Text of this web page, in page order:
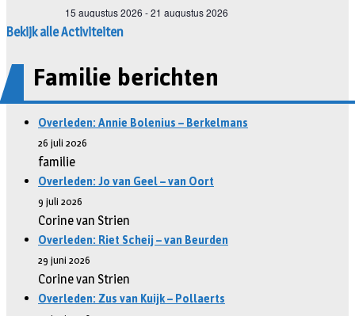
Bekijk alle Activiteiten
Familie berichten
Overleden: Annie Bolenius – Berkelmans
26 juli 2026
familie
Overleden: Jo van Geel – van Oort
9 juli 2026
Corine van Strien
Overleden: Riet Scheij – van Beurden
29 juni 2026
Corine van Strien
Overleden: Zus van Kuijk – Pollaerts